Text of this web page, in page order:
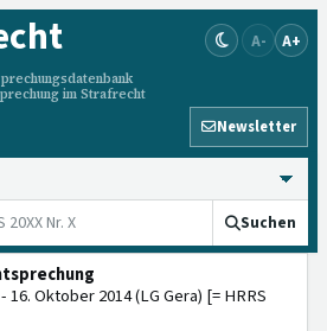
im Strafrecht
A- A+
Newsletter
Suchen
16. Oktober 2014 (LG Gera) [= HRRS